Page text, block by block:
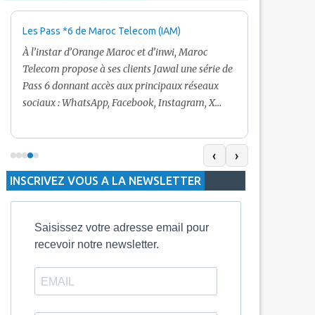
Les Pass *6 de Maroc Telecom (IAM)
À l’instar d’Orange Maroc et d’inwi, Maroc
Telecom propose à ses clients Jawal une série de
Pass 6 donnant accès aux principaux réseaux
sociaux : WhatsApp, Facebook, Instagram, X
5 Dh inclut 100 Mo, le Pass 10 Dh offre 400 Mo,
tandis que les formules à 20 Dh et 30 Dh
proposent respectivement 1 Go et 2 Go. Les
durées de validité sont de 3 jours pour
‹ ›
INSCRIVEZ VOUS A LA NEWSLETTER
Saisissez votre adresse email pour
recevoir notre newsletter.